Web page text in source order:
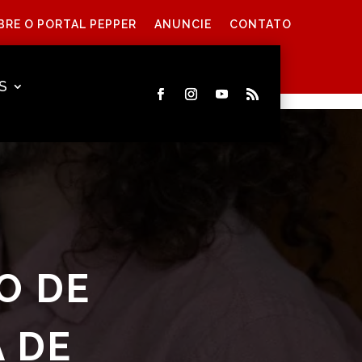
O PORTAL PEPPER ANUNCIE CONTATO
DE
DE